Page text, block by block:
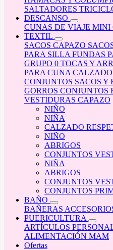
SALTADORES
DESCANSO
CUNAS DE VIAJE MINI
TEXTIL
SACOS CAPAZO
PARA SILLA FUNDAS
GRUPO 0 TOCAS Y
PARA CUNA CALZADO
CONJUNTOS SACOS Y
GORROS CONJUNTOS
VESTIDURAS CAPAZO
NIÑO
NIÑA
CALZADO
NIÑO
ABRIGOS
CONJUNTOS
NIÑA
ABRIGOS
CONJUNTOS
CONJUNTOS
BAÑO
BAÑERAS
PUERICULTURA
ARTÍCULOS
ALIMENTACIÓN MAM
Ofertas